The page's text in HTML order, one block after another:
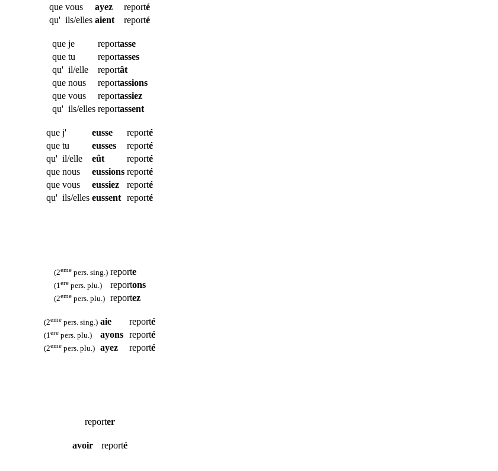
que vous ayez reporté
qu' ils/elles aient reporté
que je reportasse
que tu reportasses
qu' il/elle reportât
que nous reportassions
que vous reportassiez
qu' ils/elles reportassent
que j' eusse reporté
que tu eusses reporté
qu' il/elle eût reporté
que nous eussions reporté
que vous eussiez reporté
qu' ils/elles eussent reporté
(2emepers. sing.) reporte
(1erepers. plu.) reportons
(2emepers. plu.) reportez
(2eme pers. sing.) aie reporté
(1ere pers. plu.) ayons reporté
(2eme pers. plu.) ayez reporté
reporter
avoir
reporté